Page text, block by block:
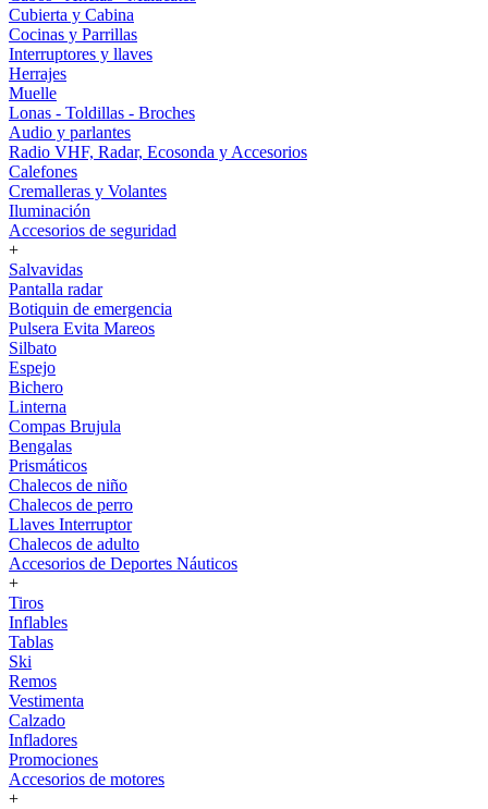
Cubierta y Cabina
Cocinas y Parrillas
Interruptores y llaves
Herrajes
Muelle
Lonas - Toldillas - Broches
Audio y parlantes
Radio VHF, Radar, Ecosonda y Accesorios
Calefones
Cremalleras y Volantes
Iluminación
Accesorios de seguridad
+
Salvavidas
Pantalla radar
Botiquin de emergencia
Pulsera Evita Mareos
Silbato
Espejo
Bichero
Linterna
Compas Brujula
Bengalas
Prismáticos
Chalecos de niño
Chalecos de perro
Llaves Interruptor
Chalecos de adulto
Accesorios de Deportes Náuticos
+
Tiros
Inflables
Tablas
Ski
Remos
Vestimenta
Calzado
Infladores
Promociones
Accesorios de motores
+